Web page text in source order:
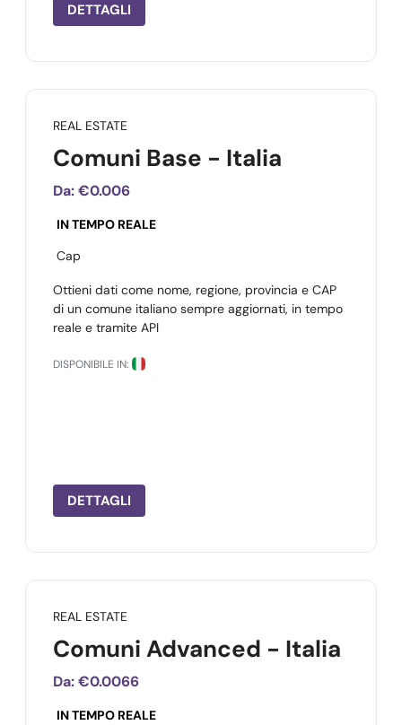
DETTAGLI
REAL ESTATE
Comuni Base - Italia
Da:€0.006
IN TEMPO REALE
Cap
Ottieni dati come nome, regione, provincia e CAP
di un comune italiano sempre aggiornati, in tempo
reale e tramite API
DISPONIBILE IN:
DETTAGLI
REAL ESTATE
Comuni Advanced - Italia
Da:€0.0066
IN TEMPO REALE